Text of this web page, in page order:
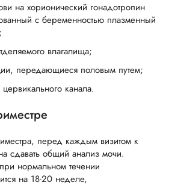
на хорионический гонадотропин
с беременностью плазменный
влагалища;
передающиеся половым путем;
канала.
перед каждым визитом к
сдавать общий анализ мочи.
нормальном течении
на 18-20 неделе,